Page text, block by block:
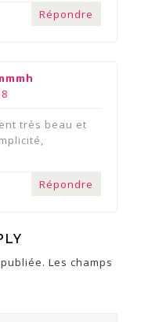
Répondre
très beau et
Répondre
Les champs